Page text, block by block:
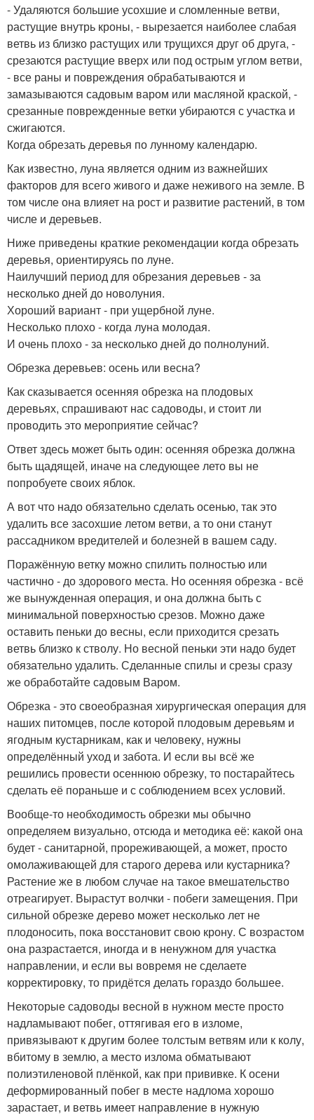
- Удаляются большие усохшие и сломленные ветви,
растущие внутрь кроны, - вырезается наиболее слабая
ветвь из близко растущих или трущихся друг об друга, -
срезаются растущие вверх или под острым углом ветви,
- все раны и повреждения обрабатываются и
замазываются садовым варом или масляной краской, -
срезанные поврежденные ветки убираются с участка и
сжигаются.
Когда обрезать деревья по лунному календарю.
Как известно, луна является одним из важнейших
факторов для всего живого и даже неживого на земле. В
том числе она влияет на рост и развитие растений, в том
числе и деревьев.
Ниже приведены краткие рекомендации когда обрезать
деревья, ориентируясь по луне.
Наилучший период для обрезания деревьев - за
несколько дней до новолуния.
Хороший вариант - при ущербной луне.
Несколько плохо - когда луна молодая.
И очень плохо - за несколько дней до полнолуний.
Обрезка деревьев: осень или весна?
Как сказывается осенняя обрезка на плодовых
деревьях, спрашивают нас садоводы, и стоит ли
проводить это мероприятие сейчас?
Ответ здесь может быть один: осенняя обрезка должна
быть щадящей, иначе на следующее лето вы не
попробуете своих яблок.
А вот что надо обязательно сделать осенью, так это
удалить все засохшие летом ветви, а то они станут
рассадником вредителей и болезней в вашем саду.
Поражённую ветку можно спилить полностью или
частично - до здорового места. Но осенняя обрезка - всё
же вынужденная операция, и она должна быть с
минимальной поверхностью срезов. Можно даже
оставить пеньки до весны, если приходится срезать
ветвь близко к стволу. Но весной пеньки эти надо будет
обязательно удалить. Сделанные спилы и срезы сразу
же обработайте садовым Варом.
Обрезка - это своеобразная хирургическая операция для
наших питомцев, после которой плодовым деревьям и
ягодным кустарникам, как и человеку, нужны
определённый уход и забота. И если вы всё же
решились провести осеннюю обрезку, то постарайтесь
сделать её пораньше и с соблюдением всех условий.
Вообще-то необходимость обрезки мы обычно
определяем визуально, отсюда и методика её: какой она
будет - санитарной, прореживающей, а может, просто
омолаживающей для старого дерева или кустарника?
Растение же в любом случае на такое вмешательство
отреагирует. Вырастут волчки - побеги замещения. При
сильной обрезке дерево может несколько лет не
плодоносить, пока восстановит свою крону. С возрастом
она разрастается, иногда и в ненужном для участка
направлении, и если вы вовремя не сделаете
корректировку, то придётся делать гораздо большее.
Некоторые садоводы весной в нужном месте просто
надламывают побег, оттягивая его в изломе,
привязывают к другим более толстым ветвям или к колу,
вбитому в землю, а место излома обматывают
полиэтиленовой плёнкой, как при прививке. К осени
деформированный побег в месте надлома хорошо
зарастает, и ветвь имеет направление в нужную